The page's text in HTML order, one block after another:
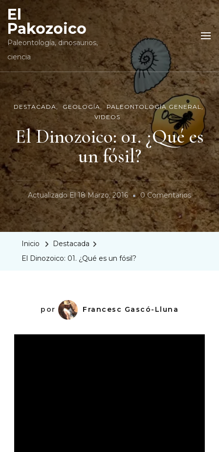
El
Pakozoico
Paleontología, dinosaurios,
ciencia
DESTACADA GEOLOGÍA
PALEONTOLOGÍA GENERAL
VIDEOS
El Dinozoico: 01. ¿Qué es
un fósil?
Actualizado El18 Marzo, 2016 0 ComentariosEn
El
Inicio
Destacada
El Dinozoico: 01. ¿Qué es un fósil?
por Francesc Gascó-Lluna